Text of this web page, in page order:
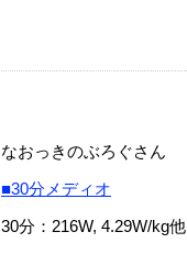
なおっきのぶろぐさん
■30分メディオ
30分：216W, 4.29W/kg他